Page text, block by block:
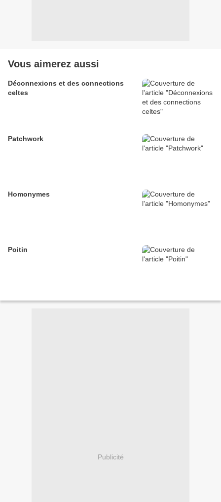
Vous aimerez aussi
Déconnexions et des connections
celtes
Patchwork
Homonymes
Poitin
Publicité